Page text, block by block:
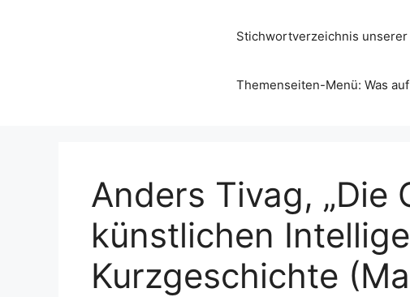
Stichwortverzeichnis
Themenseiten-Menü: Was
Anders Tivag, „Die
künstlichen
Kurzgeschichte